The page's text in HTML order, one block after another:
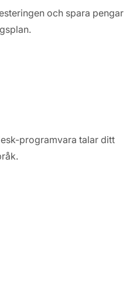
och spara pengar
programvara talar ditt